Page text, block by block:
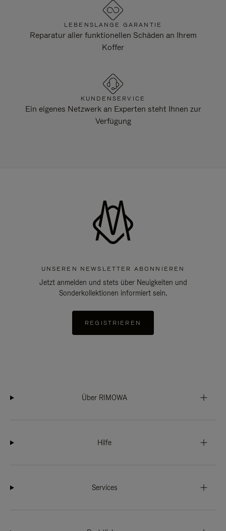
LEBENSLANGE GARANTIE
Reparatur aller funktionellen Schäden an Ihrem
Koffer
KUNDENSERVICE
Ein eigenes Netzwerk an Experten steht Ihnen zur
Verfügung
UNSEREN NEWSLETTER ABONNIEREN
Jetzt anmelden und stets über Neuigkeiten und
Sonderkollektionen informiert sein.
REGISTRIEREN
Über RIMOWA
Hilfe
Services